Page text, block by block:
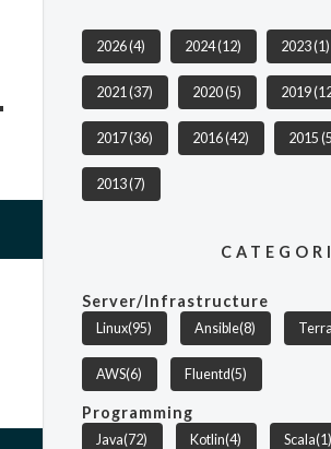
2026(4) 2024(12) 2023(1)
2021(37) 2020(5) 2019
2017(36) 2016(42) 2015
2013(7)
Server/Infrastructure
Linux(95) Ansible(8)
AWS(6) Fluentd(5)
Programming
Java(72) Kotlin(4) Scala(1)